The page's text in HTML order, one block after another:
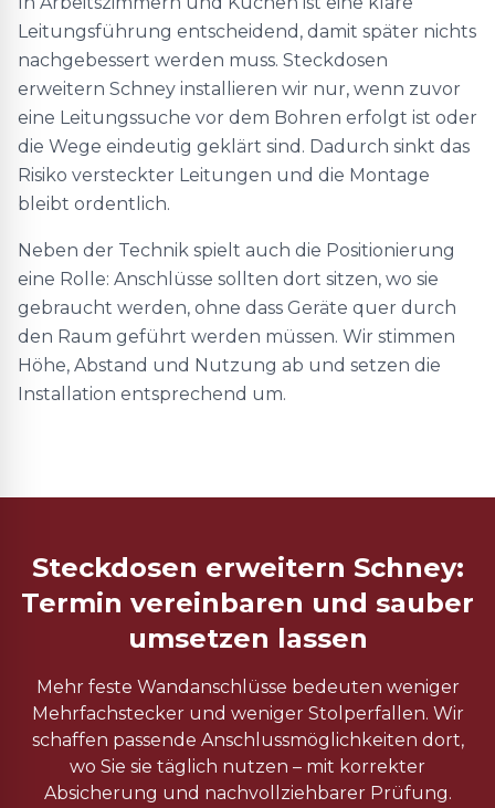
Leitungsführung entscheidend, damit später nichts
nachgebessert werden muss. Steckdosen
erweitern Schney installieren wir nur, wenn zuvor
eine Leitungssuche vor dem Bohren erfolgt ist oder
die Wege eindeutig geklärt sind. Dadurch sinkt das
Risiko versteckter Leitungen und die Montage
bleibt ordentlich.
Neben der Technik spielt auch die Positionierung
eine Rolle: Anschlüsse sollten dort sitzen, wo sie
gebraucht werden, ohne dass Geräte quer durch
den Raum geführt werden müssen. Wir stimmen
Höhe, Abstand und Nutzung ab und setzen die
Installation entsprechend um.
Steckdosen erweitern Schney:
Termin vereinbaren und sauber
umsetzen lassen
Mehr feste Wandanschlüsse bedeuten weniger
Mehrfachstecker und weniger Stolperfallen. Wir
schaffen passende Anschlussmöglichkeiten dort,
wo Sie sie täglich nutzen – mit korrekter
Absicherung und nachvollziehbarer Prüfung.